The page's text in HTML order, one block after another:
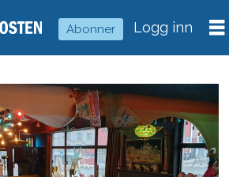
Abonner Logg inn